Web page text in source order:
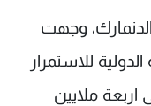
وجهت
للاستمرار
اربعة ملايين